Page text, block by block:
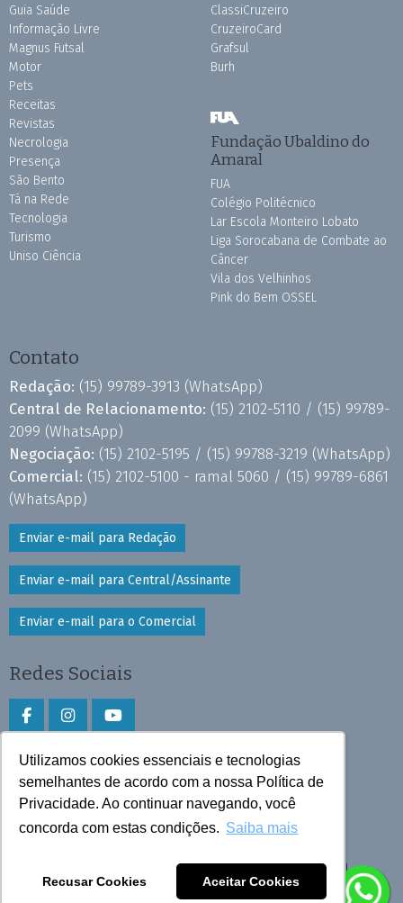
Utilizamos cookies essenciais e tecnologias
semelhantes de acordo com a nossa Política de
Privacidade. Ao continuar navegando, você
concorda com estas condições. Saiba mais
Recusar Cookies Aceitar Cookies
Guia Saúde
Informação Livre
Magnus Futsal
Motor
Pets
Receitas
Revistas
Necrologia
Presença
São Bento
Tá na Rede
Tecnologia
Turismo
Uniso Ciência
ClassiCruzeiro
CruzeiroCard
Grafsul
Burh
Fundação Ubaldino do
Amaral
FUA
Colégio Politécnico
Lar Escola Monteiro Lobato
Liga Sorocabana de Combate ao
Câncer
Vila dos Velhinhos
Pink do Bem OSSEL
Contato
Redação: (15) 99789-3913 (WhatsApp)
Central de Relacionamento: (15) 2102-5110 / (15) 99789-
2099 (WhatsApp)
Negociação: (15) 2102-5195 / (15) 99788-3219 (WhatsApp)
Comercial: (15) 2102-5100 - ramal 5060 / (15) 99789-6861
(WhatsApp)
Enviar e-mail para Redação
Enviar e-mail para Central/Assinante
Enviar e-mail para o Comercial
Redes Sociais
Faça download do aplicativo
Play Store e App Store
Todos os direitos reservados © 2026 Cruzeiro do Sul